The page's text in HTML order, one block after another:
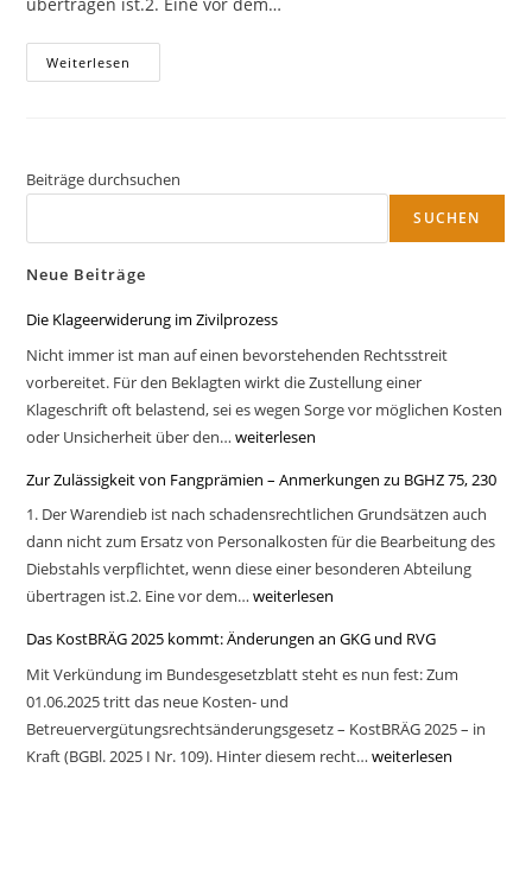
Weiterlesen
Zulässigkeit
BGHZ
75,
Beiträge durchsuchen
SUCHEN
Neue Beiträge
Die Klageerwiderung im Zivilprozess
Nicht immer ist man auf einen bevorstehenden Rechtsstreit
vorbereitet. Für den Beklagten wirkt die Zustellung einer
Klageschrift oft belastend, sei es wegen Sorge vor möglichen Kosten
oder Unsicherheit über den…Die
Zivilprozess
weiterlesen
Zur Zulässigkeit von Fangprämien – Anmerkungen zu BGHZ 75, 230
1. Der Warendieb ist nach schadensrechtlichen Grundsätzen auch
dann nicht zum Ersatz von Personalkosten für die Bearbeitung des
Diebstahls verpflichtet, wenn diese einer besonderen Abteilung
übertragen ist.2. Eine vor dem…Zur
Fangprämien
Anmerkungen
weiterlesen
Das KostBRÄG 2025 kommt: Änderungen an GKG und RVG
Mit Verkündung im Bundesgesetzblatt steht es nun fest: Zum
01.06.2025 tritt das neue Kosten- und
Betreuervergütungsrechtsänderungsgesetz – KostBRÄG 2025 – in
Kraft (BGBl. 2025 I Nr. 109). Hinter diesem recht…Das
weiterlesen